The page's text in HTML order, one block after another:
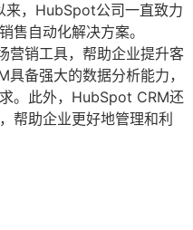
，HubSpot公司一直致力
售自动化解决方案。
营销工具，帮助企业提升客
备强大的数据分析能力，
。此外，HubSpot CRM还
帮助企业更好地管理和利